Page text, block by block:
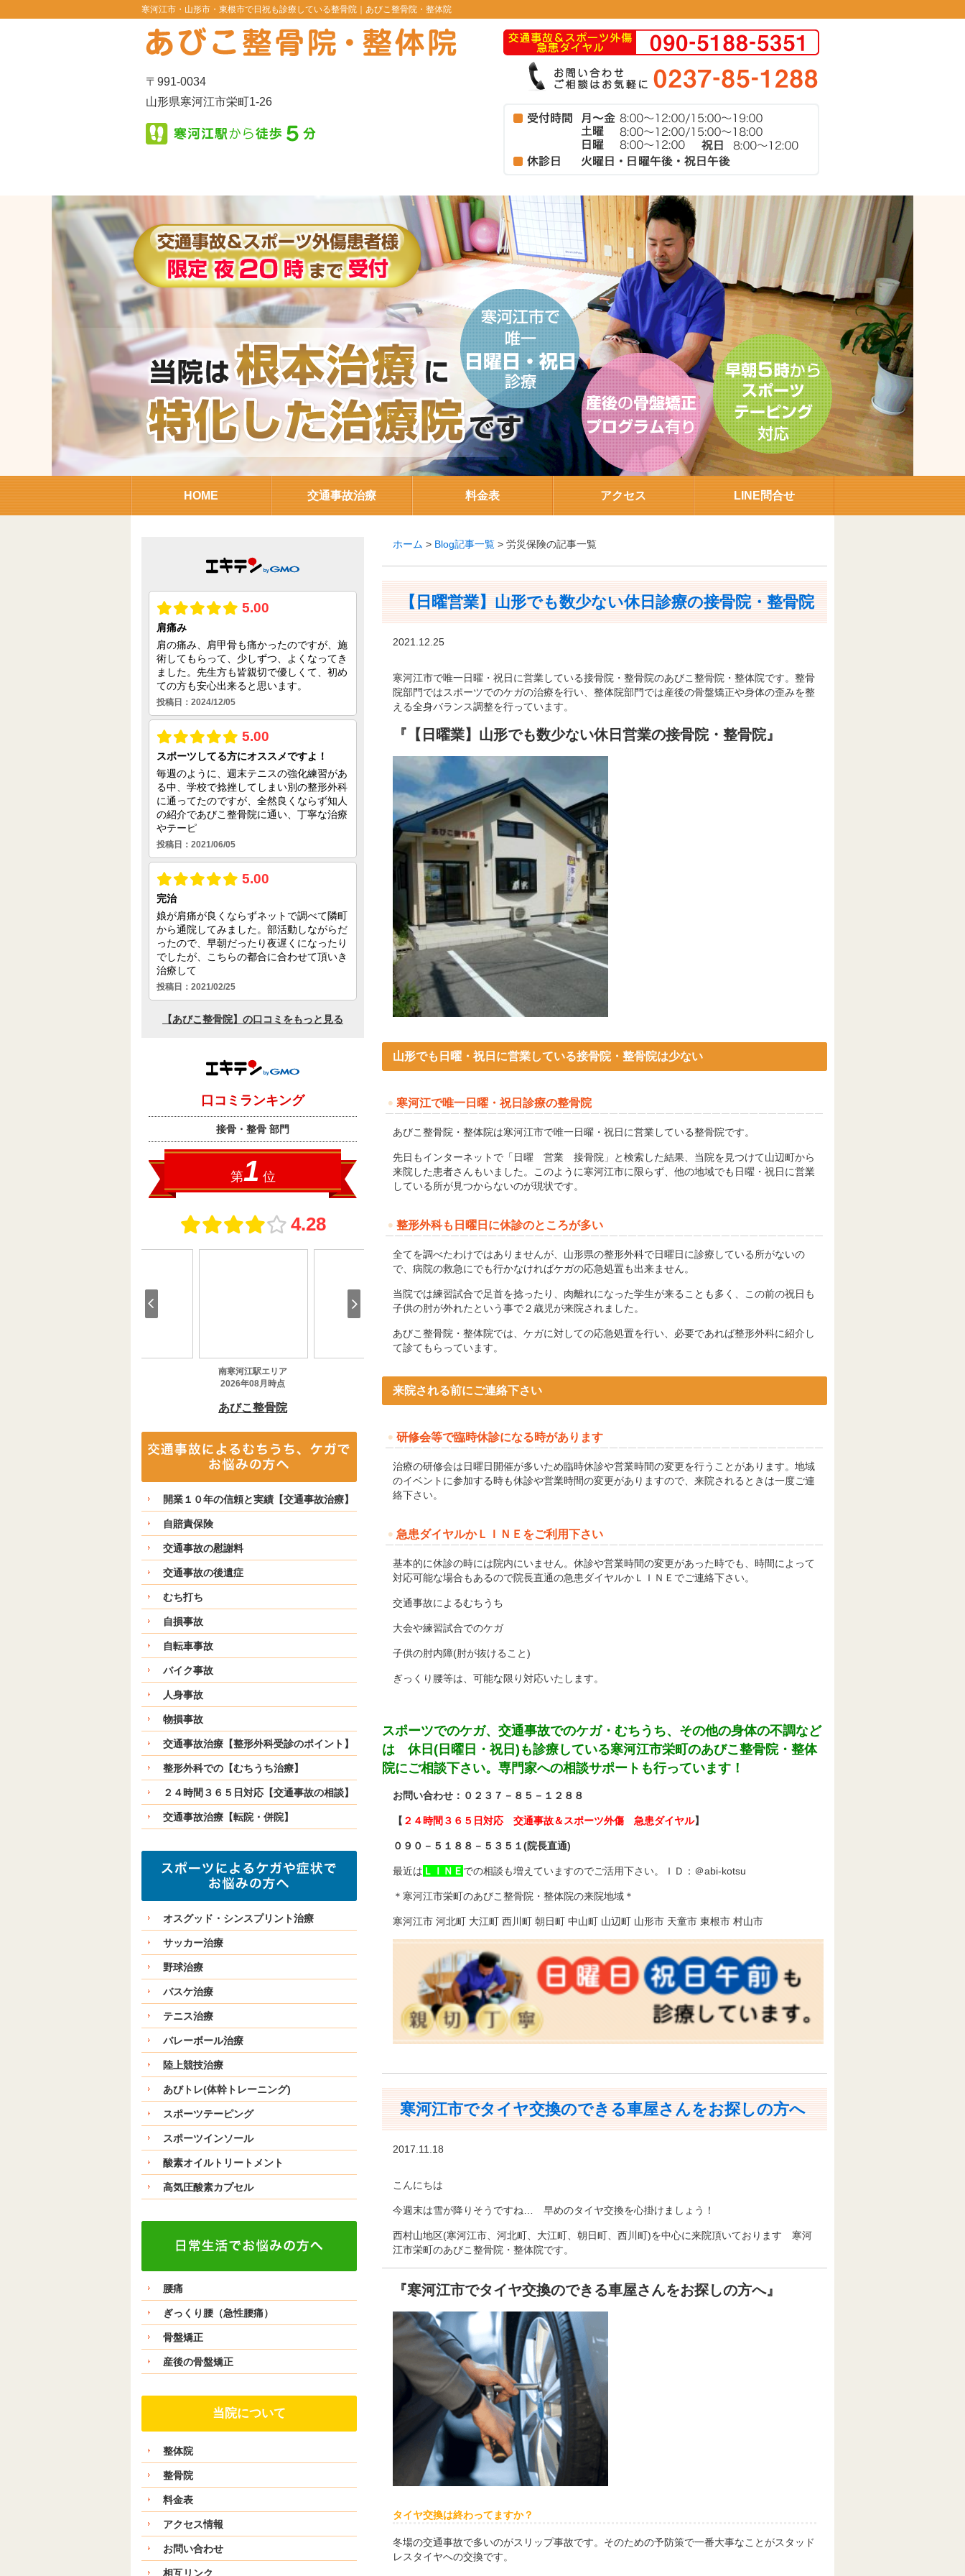
寒河江市・山形市・東根市で日祝も診療している整骨院｜あびこ整骨院・整体院
〒991-0034
山形県寒河江市栄町1-26
HOME 交通事故治療 料金表 アクセス LINE問合せ
ホーム > Blog記事一覧 > 労災保険の記事一覧
【日曜営業】山形でも数少ない休日診療の接骨院・整骨院
2021.12.25
寒河江市で唯一日曜・祝日に営業している接骨院・整骨院のあびこ整骨院・整体院です。整骨
院部門ではスポーツでのケガの治療を行い、整体院部門では産後の骨盤矯正や身体の歪みを整
える全身バランス調整を行っています。
『【日曜業】山形でも数少ない休日営業の接骨院・整骨院』
山形でも日曜・祝日に営業している接骨院・整骨院は少ない
寒河江で唯一日曜・祝日診療の整骨院
あびこ整骨院・整体院は寒河江市で唯一日曜・祝日に営業している整骨院です。
先日もインターネットで「日曜 営業 接骨院」と検索した結果、当院を見つけて山辺町から
来院した患者さんもいました。このように寒河江市に限らず、他の地域でも日曜・祝日に営業
している所が見つからないのが現状です。
整形外科も日曜日に休診のところが多い
全てを調べたわけではありませんが、山形県の整形外科で日曜日に診療している所がないの
で、病院の救急にでも行かなければケガの応急処置も出来ません。
当院では練習試合で足首を捻ったり、肉離れになった学生が来ることも多く、この前の祝日も
子供の肘が外れたという事で２歳児が来院されました。
あびこ整骨院・整体院では、ケガに対しての応急処置を行い、必要であれば整形外科に紹介し
て診てもらっています。
来院される前にご連絡下さい
研修会等で臨時休診になる時があります
治療の研修会は日曜日開催が多いため臨時休診や営業時間の変更を行うことがあります。地域
のイベントに参加する時も休診や営業時間の変更がありますので、来院されるときは一度ご連
絡下さい。
急患ダイヤルかＬＩＮＥをご利用下さい
基本的に休診の時には院内にいません。休診や営業時間の変更があった時でも、時間によって
対応可能な場合もあるので院長直通の急患ダイヤルかＬＩＮＥでご連絡下さい。
交通事故によるむちうち
大会や練習試合でのケガ
子供の肘内障(肘が抜けること)
ぎっくり腰等は、可能な限り対応いたします。
スポーツでのケガ、交通事故でのケガ・むちうち、その他の身体の不調など
は 休日(日曜日・祝日)も診療している寒河江市栄町のあびこ整骨院・整体
院にご相談下さい。専門家への相談サポートも行っています！
お問い合わせ：０２３７－８５－１２８８
【 ２４時間３６５日対応 交通事故＆スポーツ外傷 急患ダイヤル】
０９０－５１８８－５３５１(院長直通)
最近は ＬＩＮＥ での相談も増えていますのでご活用下さい。ＩＤ：＠abi-kotsu
＊寒河江市栄町のあびこ整骨院・整体院の来院地域＊
寒河江市 河北町 大江町 西川町 朝日町 中山町 山辺町 山形市 天童市 東根市 村山市
寒河江市でタイヤ交換のできる車屋さんをお探しの方へ
2017.11.18
こんにちは
今週末は雪が降りそうですね… 早めのタイヤ交換を心掛けましょう！
西村山地区(寒河江市、河北町、大江町、朝日町、西川町)を中心に来院頂いております 寒河
江市栄町のあびこ整骨院・整体院です。
『寒河江市でタイヤ交換のできる車屋さんをお探しの方へ』
タイヤ交換は終わってますか？
冬場の交通事故で多いのがスリップ事故です。そのための予防策で一番大事なことがスタッド
レスタイヤへの交換です。
開業１０年の信頼と実績【交通事故治療】
自賠責保険
交通事故の慰謝料
交通事故の後遺症
むち打ち
自損事故
自転車事故
バイク事故
人身事故
物損事故
交通事故治療【整形外科受診のポイント】
整形外科での【むちうち治療】
２４時間３６５日対応【交通事故の相談】
交通事故治療【転院・併院】
オスグッド・シンスプリント治療
サッカー治療
野球治療
バスケ治療
テニス治療
バレーボール治療
陸上競技治療
あびトレ(体幹トレーニング)
スポーツテーピング
スポーツインソール
酸素オイルトリートメント
高気圧酸素カプセル
腰痛
ぎっくり腰（急性腰痛）
骨盤矯正
産後の骨盤矯正
当院について
整体院
整骨院
料金表
アクセス情報
お問い合わせ
相互リンク